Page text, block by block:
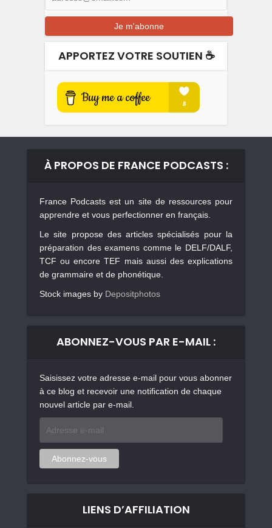
APPORTEZ VOTRE SOUTIEN ☕️
À PROPOS DE FRANCE PODCASTS :
France Podcasts est un site de ressources pour
apprendre et vous perfectionner en français.
Le site propose des articles spécialisés pour la
préparation des examens comme le DELF/DALF,
TCF ou encore TEF mais aussi des explications
de grammaire et de phonétique.
Stock images by Depositphotos
ABONNEZ-VOUS PAR E-MAIL :
Saisissez votre adresse e-mail pour vous abonner
à ce blog et recevoir une notification de chaque
nouvel article par e-mail.
mail
Abonnez-vous
LIENS D’AFFILIATION